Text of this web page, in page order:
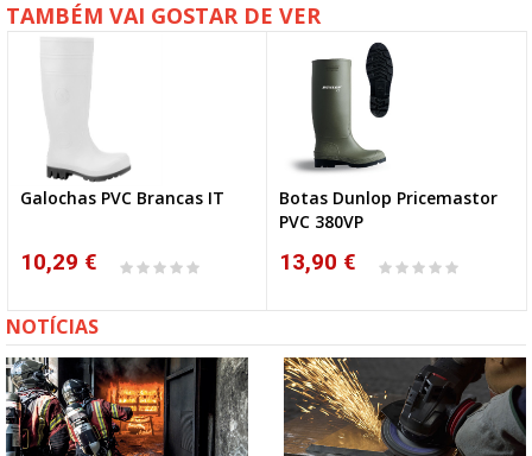
TAMBÉM VAI GOSTAR DE VER
Galochas PVC Brancas IT
10,29 €
Botas Dunlop Pricemastor
PVC 380VP
13,90 €
NOTÍCIAS